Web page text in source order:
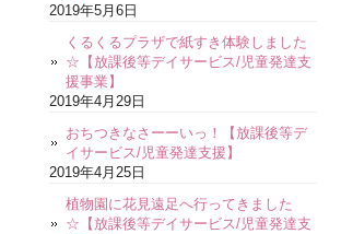
2019年5月6日
くるくるプラザで紙すき体験しました
☆【放課後等デイサービス/児童発達支
援事業】
2019年4月29日
おちつきなさーーいっ！【放課後等デ
イサービス/児童発達支援】
2019年4月25日
植物園に花見遠足へ行ってきました
☆【放課後等デイサービス/児童発達支